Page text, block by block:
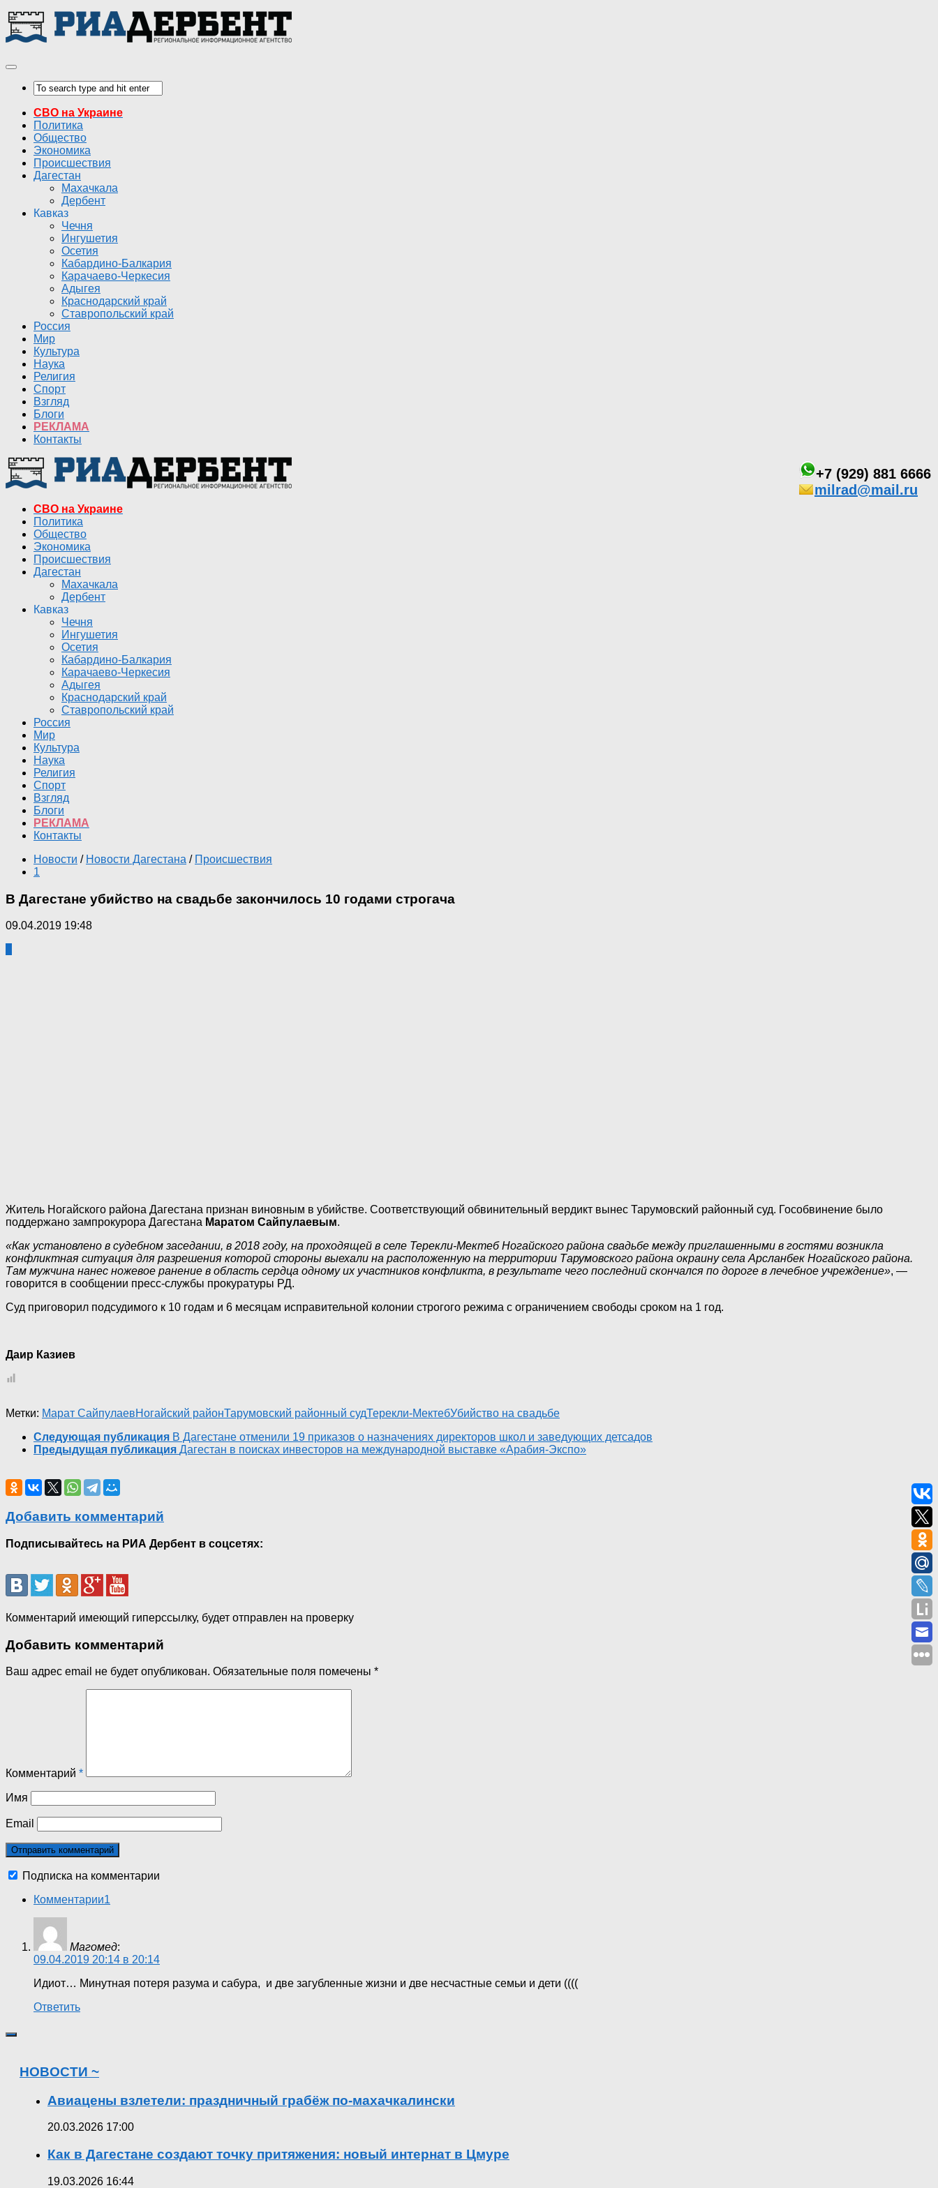
СВО на Украине
Политика
Общество
Экономика
Происшествия
Дагестан
Махачкала
Дербент
Кавказ
Чечня
Ингушетия
Осетия
Кабардино-Балкария
Карачаево-Черкесия
Адыгея
Краснодарский край
Ставропольский край
Россия
Мир
Культура
Наука
Религия
Спорт
Взгляд
Блоги
РЕКЛАМА
Контакты
+7 (929) 881 6666
milrad@mail.ru
СВО на Украине
Политика
Общество
Экономика
Происшествия
Дагестан
Махачкала
Дербент
Кавказ
Чечня
Ингушетия
Осетия
Кабардино-Балкария
Карачаево-Черкесия
Адыгея
Краснодарский край
Ставропольский край
Россия
Мир
Культура
Наука
Религия
Спорт
Взгляд
Блоги
РЕКЛАМА
Контакты
Новости / Новости Дагестана / Происшествия
1
В Дагестане убийство на свадьбе закончилось 10 годами строгача
09.04.2019 19:48
Житель Ногайского района Дагестана признан виновным в убийстве. Соответствующий обвинительный вердикт вынес Тарумовский районный суд. Гособвинение было
поддержано зампрокурора Дагестана Маратом Сайпулаевым.
«Как установлено в судебном заседании, в 2018 году, на проходящей в селе Терекли-Мектеб Ногайского района свадьбе между приглашенными в гостями возникла
конфликтная ситуация для разрешения которой стороны выехали на расположенную на территории Тарумовского района окраину села Арсланбек Ногайского района.
Там мужчина нанес ножевое ранение в область сердца одному их участников конфликта, в результате чего последний скончался по дороге в лечебное учреждение», —
говорится в сообщении пресс-службы прокуратуры РД.
Суд приговорил подсудимого к 10 годам и 6 месяцам исправительной колонии строгого режима с ограничением свободы сроком на 1 год.
Даир Казиев
Метки: Марат СайпулаевНогайский районТарумовский районный судТерекли-МектебУбийство на свадьбе
Следующая публикация В Дагестане отменили 19 приказов о назначениях директоров школ и заведующих детсадов
Предыдущая публикация Дагестан в поисках инвесторов на международной выставке «Арабия-Экспо»
Добавить комментарий
Подписывайтесь на РИА Дербент в соцсетях:
Комментарий имеющий гиперссылку, будет отправлен на проверку
Добавить комментарий
Ваш адрес email не будет опубликован. Обязательные поля помечены *
Комментарий *
Имя
Email
Подписка на комментарии
Комментарии1
Магомед:
09.04.2019 20:14 в 20:14
Идиот… Минутная потеря разума и сабура, и две загубленные жизни и две несчастные семьи и дети ((((
Ответить
НОВОСТИ ~
Авиацены взлетели: праздничный грабёж по-махачкалински
20.03.2026 17:00
Как в Дагестане создают точку притяжения: новый интернат в Цмуре
19.03.2026 16:44